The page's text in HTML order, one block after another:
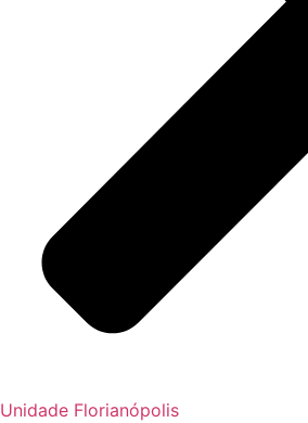
Unidade Florianópolis